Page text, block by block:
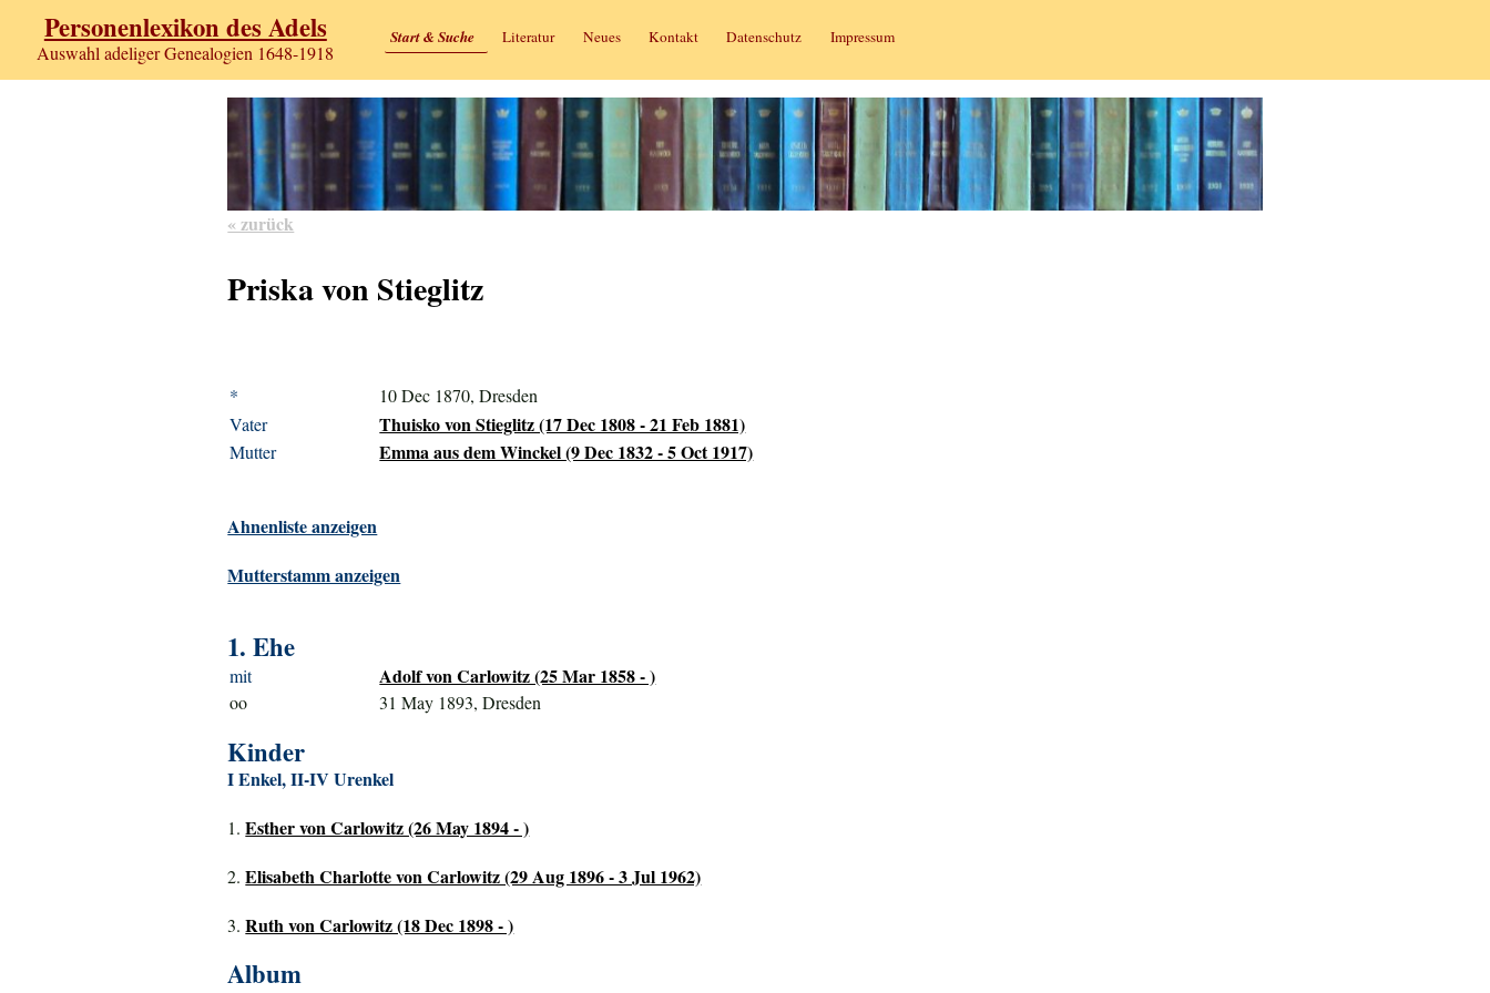
Personenlexikon des Adels
Auswahl adeliger Genealogien 1648-1918
Start & Suche Literatur Neues Kontakt Datenschutz Impressum
« zurück
Priska von Stieglitz
*
10 Dec 1870, Dresden
Vater
Thuisko von Stieglitz (17 Dec 1808 - 21 Feb 1881)
Mutter Emma aus dem Winckel (9 Dec 1832 - 5 Oct 1917)
Ahnenliste anzeigen
Mutterstamm anzeigen
1. Ehe
mit Adolf von Carlowitz (25 Mar 1858 - )
oo 31 May 1893, Dresden
Kinder
I Enkel, II-IV Urenkel
1.Esther von Carlowitz (26 May 1894 - )
2.Elisabeth Charlotte von Carlowitz (29 Aug 1896 - 3 Jul 1962)
3.Ruth von Carlowitz (18 Dec 1898 - )
Album